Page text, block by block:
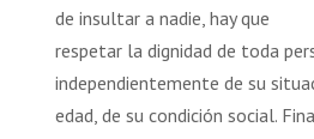
de insultar a nadie, hay que
respetar la dignidad de toda
independientemente de su
edad, de su condición social.